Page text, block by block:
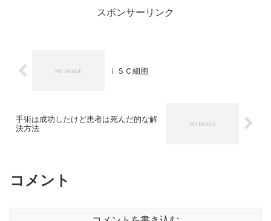
スポンサーリンク
ｉＳＣ細胞
手術は成功したけど患者は死んだ的な解
決方法
コメント